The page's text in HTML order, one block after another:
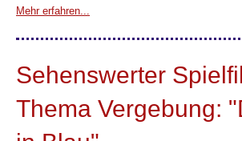
Mehr erfahren...
Sehenswerter
Thema Vergebung: